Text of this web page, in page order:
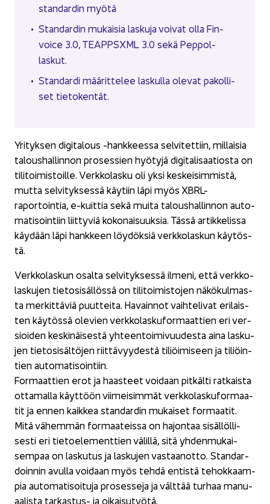
standardin myötä
Stan­dar­din mu­kai­sia las­ku­ja voi­vat olla Fin­
voice 3.0, TEAPPSXML 3.0 sekä Peppol-​
laskut.
Stan­dar­di mää­rit­te­lee las­kul­la ole­vat pa­kol­li­
set tie­to­ken­tät.
Yri­tyk­sen di­gi­ta­lous -​hankkeessa sel­vi­tet­tiin, mil­lai­sia
ta­lous­hal­lin­non pro­ses­sien hyö­ty­jä di­gi­ta­li­saa­tios­ta on
ti­li­toi­mis­toil­le. Verk­ko­las­ku oli yksi kes­kei­sim­mis­tä,
mutta sel­vi­tyk­ses­sä käy­tiin läpi myös XBRL-​
raportointia, e-​kuittia sekä muita ta­lous­hal­lin­non au­to­
ma­ti­soin­tiin liit­ty­viä ko­ko­nai­suuk­sia. Tässä ar­tik­ke­lis­sa
käy­dään läpi hank­keen löy­dök­siä verk­ko­las­kun käy­tös­
tä.
Verk­ko­las­kun osal­ta sel­vi­tyk­ses­sä il­me­ni, että verk­ko­
las­ku­jen tie­to­si­säl­lös­sä on ti­li­toi­mis­to­jen nä­kö­kul­mas­
ta mer­kit­tä­viä puut­tei­ta. Ha­vain­not vaih­te­li­vat eri­lais­
ten käy­tös­sä ole­vien verk­ko­las­ku­for­maat­tien eri ver­
sioi­den kes­ki­näi­ses­tä yh­teen­toi­mi­vuu­des­ta aina las­ku­
jen tie­to­si­säl­tö­jen riit­tä­vyy­des­tä ti­liöi­mi­seen ja ti­liöin­
tien au­to­ma­ti­soin­tiin.
For­maat­tien erot ja haas­teet voi­daan pit­käl­ti rat­kais­ta
ot­ta­mal­la käyt­töön vii­mei­sim­mät verk­ko­las­ku­for­maa­
tit ja ennen kaik­kea stan­dar­din mu­kai­set for­maa­tit.
Mitä vä­hem­män for­maa­teis­sa on ha­jon­taa si­säl­löl­li­
ses­ti eri tie­toe­le­ment­tien vä­lil­lä, sitä yh­den­mu­kai­
sem­paa on las­ku­tus ja las­ku­jen vas­taan­ot­to. Stan­dar­
doin­nin avul­la voi­daan myös tehdä en­tis­tä te­hok­kaam­
pia au­to­ma­ti­soi­tu­ja pro­ses­se­ja ja vält­tää tur­haa ma­nu­
aa­lis­ta tarkastus-​ ja oi­kai­su­työ­tä.